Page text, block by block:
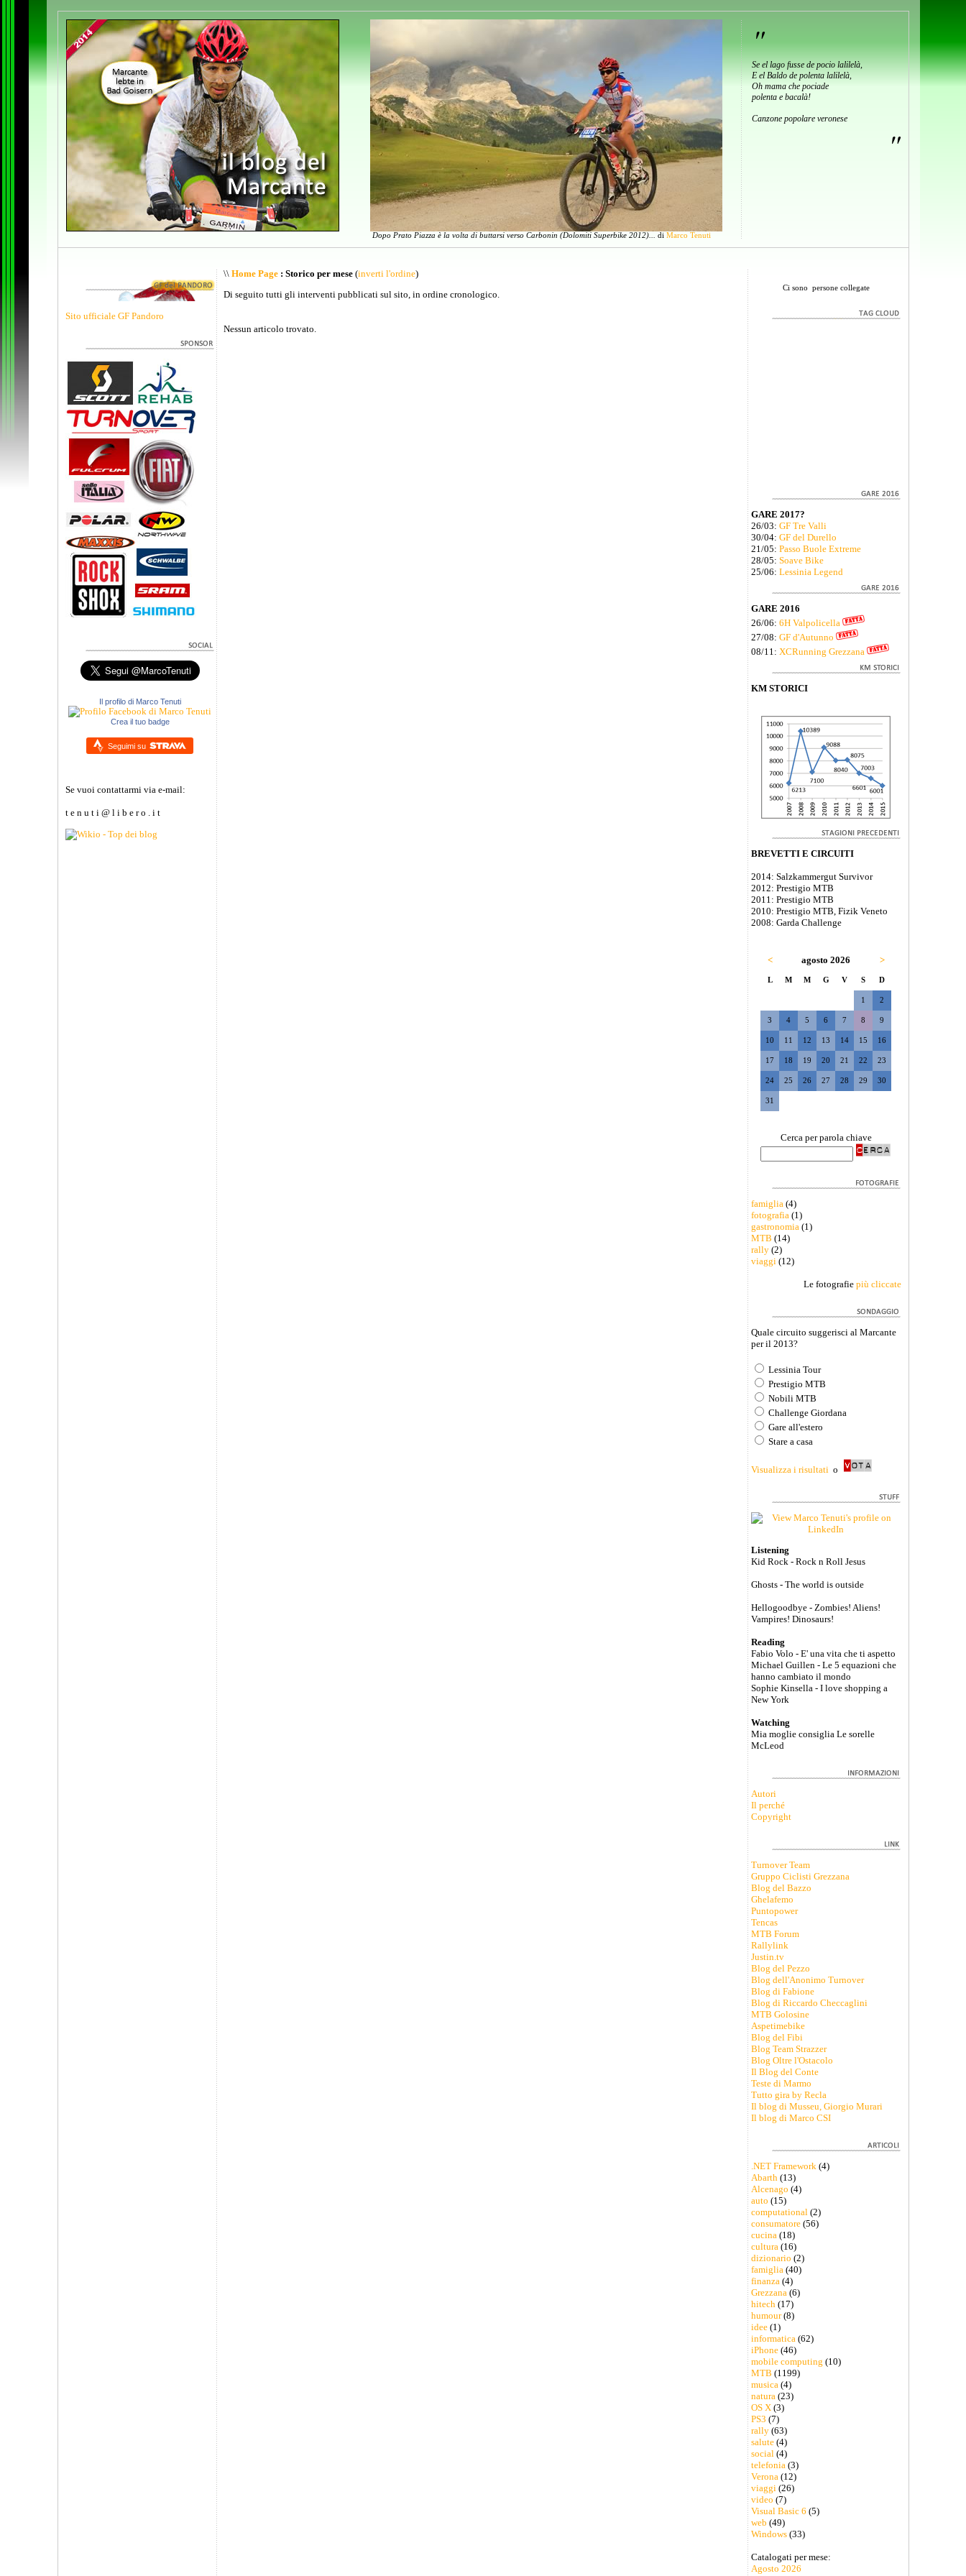
Dopo Prato Piazza è la volta di buttarsi verso Carbonin (Dolomiti Superbike 2012)... di Marco Tenuti
"
Se el lago fusse de pocio lalilelà,
E el Baldo de polenta lalilelà,
Oh mama che pociade
polenta e bacalà!
Canzone popolare veronese
"
Sito ufficiale GF Pandoro
Il profilo di Marco Tenuti
Crea il tuo badge
Seguimi su
Se vuoi contattarmi via e-mail:
t e n u t i @ l i b e r o . i t
\\ Home Page: Storico per mese(inverti l'ordine)
Di seguito tutti gli interventi pubblicati sul sito, in ordine cronologico.
Nessun articolo trovato.
Ci sono persone collegate
GARE 2017?
26/03: GF Tre Valli
30/04: GF del Durello
21/05: Passo Buole Extreme
28/05: Soave Bike
25/06: Lessinia Legend
GARE 2016
26/06: 6H Valpolicella
27/08: GF d'Autunno
08/11: XCRunning Grezzana
KM STORICI
BREVETTI E CIRCUITI
2014: Salzkammergut Survivor
2012: Prestigio MTB
2011: Prestigio MTB
2010: Prestigio MTB, Fizik Veneto
2008: Garda Challenge
< agosto 2026 >
L M M G V S D
1 2
3 4 5 6 7 8 9
10 11 12 13 14 15 16
17 18 19 20 21 22 23
24 25 26 27 28 29 30
31
Cerca per parola chiave
famiglia (4)
fotografia (1)
gastronomia (1)
MTB (14)
rally(2)
viaggi (12)
Le fotografie più cliccate
Quale circuito suggerisci al Marcante
per il 2013?
Lessinia Tour
Prestigio MTB
Nobili MTB
Challenge Giordana
Gare all'estero
Stare a casa
Visualizza i risultati o
Listening
Kid Rock - Rock n Roll Jesus
Ghosts - The world is outside
Hellogoodbye - Zombies! Aliens!
Vampires! Dinosaurs!
Reading
Fabio Volo - E' una vita che ti aspetto
Michael Guillen - Le 5 equazioni che
hanno cambiato il mondo
Sophie Kinsella - I love shopping a
New York
Watching
Mia moglie consiglia Le sorelle
McLeod
Autori
Il perché
Copyright
Turnover Team
Gruppo Ciclisti Grezzana
Blog del Bazzo
Ghelafemo
Puntopower
Tencas
MTB Forum
Rallylink
Justin.tv
Blog del Pezzo
Blog dell'Anonimo Turnover
Blog di Fabione
Blog di Riccardo Checcaglini
MTB Golosine
Aspetimebike
Blog del Fibi
Blog Team Strazzer
Blog Oltre l'Ostacolo
Il Blog del Conte
Teste di Marmo
Tutto gira by Recla
Il blog di Musseu, Giorgio Murari
Il blog di Marco CSI
.NET Framework(4)
Abarth(13)
Alcenago (4)
auto (15)
computational(2)
consumatore(56)
cucina(18)
cultura(16)
dizionario (2)
famiglia(40)
finanza(4)
Grezzana(6)
hitech(17)
humour(8)
idee(1)
informatica(62)
iPhone(46)
mobile computing (10)
MTB (1199)
musica(4)
natura(23)
OS X(3)
PS3 (7)
rally(63)
salute(4)
social(4)
telefonia(3)
Verona(12)
viaggi(26)
video (7)
Visual Basic 6 (5)
web (49)
Windows(33)
Catalogati per mese:
Agosto 2026